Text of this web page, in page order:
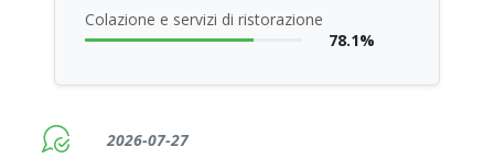
2026-07-27
Colazione e servizi di ristorazione
78.1%